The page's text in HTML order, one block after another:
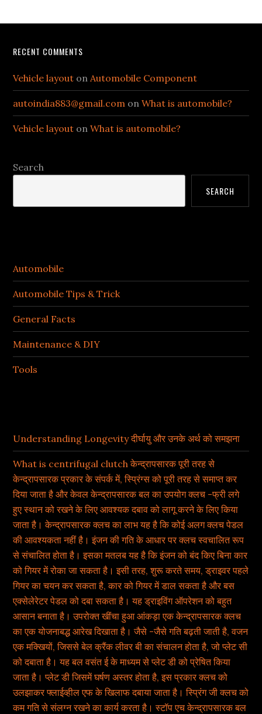
Footer
RECENT COMMENTS
Vehicle layout onAutomobile Component
autoindia883@gmail.com onWhat is automobile?
Vehicle layout onWhat is automobile?
Search
SEARCH
Automobile
Automobile Tips & Trick
General Facts
Maintenance & DIY
Tools
Understanding Longevity दीर्घायु और उनके अर्थ को समझना
What is centrifugal clutch केन्द्रापसारक पूरी तरह से
केन्द्रापसारक प्रकार के संपर्क में, स्प्रिंग्स को पूरी तरह से समाप्त कर
दिया जाता है और केवल केन्द्रापसारक बल का उपयोग क्लच -फ्री लगे
हुए स्थान को रखने के लिए आवश्यक दबाव को लागू करने के लिए किया
जाता है। केन्द्रापसारक क्लच का लाभ यह है कि कोई अलग क्लच पेडल
की आवश्यकता नहीं है। इंजन की गति के आधार पर क्लच स्वचालित रूप
से संचालित होता है। इसका मतलब यह है कि इंजन को बंद किए बिना कार
को गियर में रोका जा सकता है। इसी तरह, शुरू करते समय, ड्राइवर पहले
गियर का चयन कर सकता है, कार को गियर में डाल सकता है और बस
एक्सेलेरेटर पेडल को दबा सकता है। यह ड्राइविंग ऑपरेशन को बहुत
आसान बनाता है। उपरोक्त खींचा हुआ आंकड़ा एक केन्द्रापसारक क्लच
का एक योजनाबद्ध आरेख दिखाता है। जैसे -जैसे गति बढ़ती जाती है, वजन
एक मक्खियों, जिससे बेल क्रैंक लीवर बी का संचालन होता है, जो प्लेट सी
को दबाता है। यह बल वसंत ई के माध्यम से प्लेट डी को प्रेषित किया
जाता है। प्लेट डी जिसमें घर्षण अस्तर होता है, इस प्रकार क्लच को
उलझाकर फ्लाईव्हील एफ के खिलाफ दबाया जाता है। स्प्रिंग जी क्लच को
कम गति से संलग्न रखने का कार्य करता है। स्टॉप एच केन्द्रापसारक बल